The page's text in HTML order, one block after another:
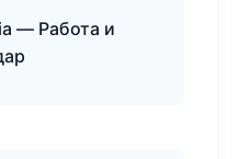
— Работа и